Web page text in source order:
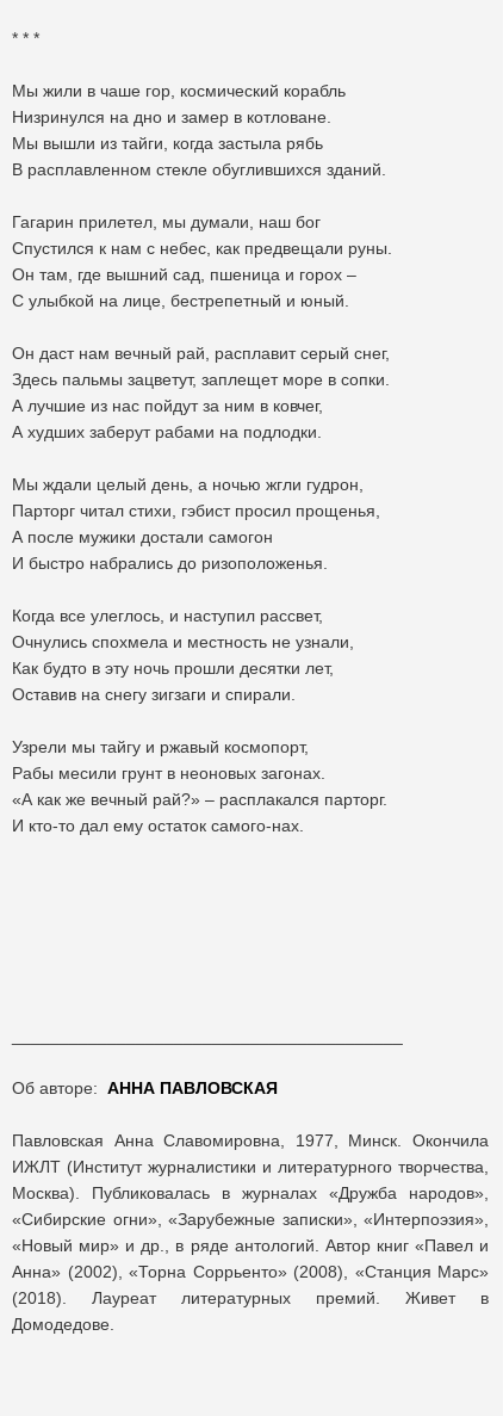
* * *
Мы жили в чаше гор, космический корабль
Низринулся на дно и замер в котловане.
Мы вышли из тайги, когда застыла рябь
В расплавленном стекле обуглившихся зданий.
Гагарин прилетел, мы думали, наш бог
Спустился к нам с небес, как предвещали руны.
Он там, где вышний сад, пшеница и горох –
С улыбкой на лице, бестрепетный и юный.
Он даст нам вечный рай, расплавит серый снег,
Здесь пальмы зацветут, заплещет море в сопки.
А лучшие из нас пойдут за ним в ковчег,
А худших заберут рабами на подлодки.
Мы ждали целый день, а ночью жгли гудрон,
Парторг читал стихи, гэбист просил прощенья,
А после мужики достали самогон
И быстро набрались до ризоположенья.
Когда все улеглось, и наступил рассвет,
Очнулись спохмела и местность не узнали,
Как будто в эту ночь прошли десятки лет,
Оставив на снегу зигзаги и спирали.
Узрели мы тайгу и ржавый космопорт,
Рабы месили грунт в неоновых загонах.
«А как же вечный рай?» – расплакался парторг.
И кто-то дал ему остаток самого-нах.
Об авторе: АННА ПАВЛОВСКАЯ
Павловская Анна Славомировна, 1977, Минск. Окончила
ИЖЛТ (Институт журналистики и литературного творчества,
Москва). Публиковалась в журналах «Дружба народов»,
«Сибирские огни», «Зарубежные записки», «Интерпоэзия»,
«Новый мир» и др., в ряде антологий. Автор книг «Павел и
Анна» (2002), «Торна Соррьенто» (2008), «Станция Марс»
(2018). Лауреат литературных премий. Живет в
Домодедове.